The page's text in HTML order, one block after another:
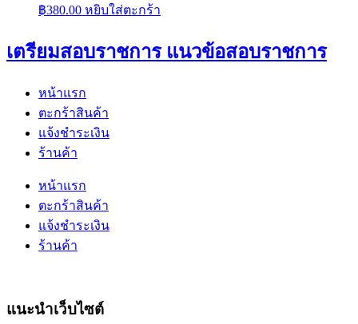
฿380.00 หยิบใส่ตะกร้า
เตรียมสอบราชการ แนวข้อสอบราชการ
หน้าแรก
ตะกร้าสินค้า
แจ้งชำระเงิน
ร้านค้า
หน้าแรก
ตะกร้าสินค้า
แจ้งชำระเงิน
ร้านค้า
แนะนำเว็บไซต์